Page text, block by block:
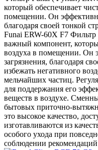
который обеспечивает
помещении. Он
благодаря своей тонкой
Funai ERW-60X F7 Фильтр
важный компонент,
воздуха в помещении. Он
загрязнения, благодаря
избежать негативного
мельчайших частиц.
для поддержания его
веществ в воздухе.
бытовых приточно-
это высокое качество,
изготавливаются из
особого ухода при
соблюдении